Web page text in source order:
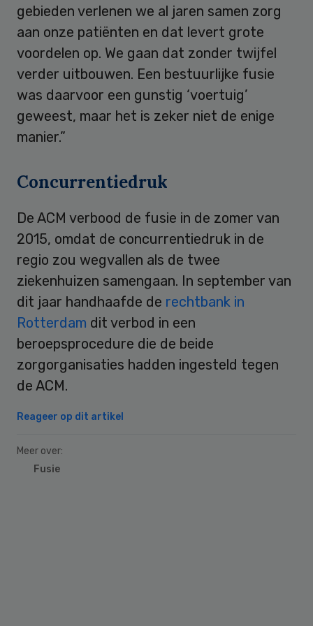
gebieden verlenen we al jaren samen zorg
aan onze patiënten en dat levert grote
voordelen op. We gaan dat zonder twijfel
verder uitbouwen. Een bestuurlijke fusie
was daarvoor een gunstig ‘voertuig’
geweest, maar het is zeker niet de enige
manier.”
Concurrentiedruk
De ACM verbood de fusie in de zomer van
2015, omdat de concurrentiedruk in de
regio zou wegvallen als de twee
ziekenhuizen samengaan. In september van
dit jaar handhaafde de rechtbank in
Rotterdam dit verbod in een
beroepsprocedure die de beide
zorgorganisaties hadden ingesteld tegen
de ACM.
Reageer op dit artikel
Meer over:
Fusie